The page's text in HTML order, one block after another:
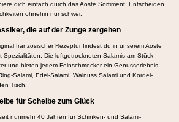
dich einfach durch das Aoste Sortiment. Entscheiden
ohnehin nur schwer.
die auf der Zunge zergehen
französischer Rezeptur findest du in unserem Aoste
Spezialitäten. Die luftgetrockneten Salamis am Stück
und bieten jedem Feinschmecker ein Genusserlebnis
Salami, Edel-Salami, Walnuss Salami und Kordel-
Tisch.
für Scheibe zum Glück
nunmehr 40 Jahren für Schinken- und Salami-